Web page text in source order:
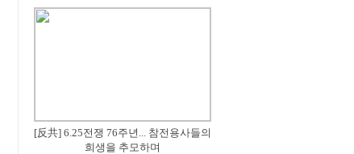
[反共] 6.25전쟁 76주년... 참전용사들의
희생을 추모하며